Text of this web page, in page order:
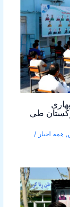
بهاری
طی
, همه اخبار /